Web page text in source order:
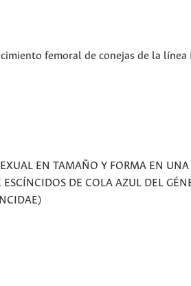
femoral de conejas de la línea
EN TAMAÑO Y FORMA EN UNA
ESCÍNCIDOS DE COLA AZUL DEL